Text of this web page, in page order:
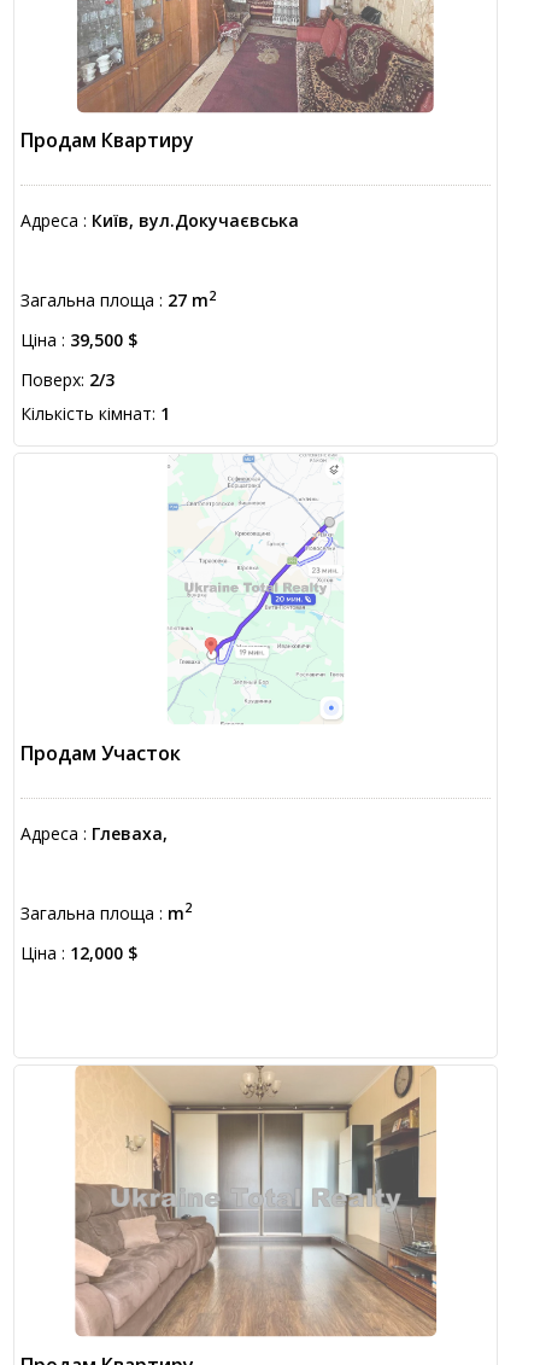
Продам Квартиру
Адреса : Київ, вул.Докучаєвська
Загальна площа : 27 m2
Ціна : 39,500 $
Поверх: 2/3
Кількість кімнат: 1
Продам Участок
Адреса : Глеваха,
Загальна площа : m2
Ціна : 12,000 $